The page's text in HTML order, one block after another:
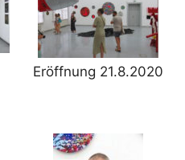
Eröffnung 21.8.2020